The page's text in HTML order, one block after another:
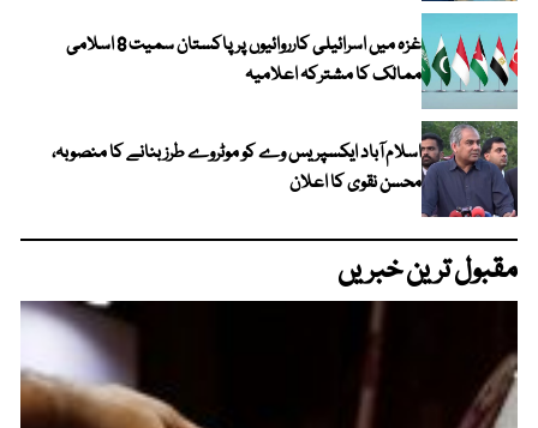
غزہ میں اسرائیلی کارروائیوں پر پاکستان سمیت 8 اسلامی
ممالک کا مشترکہ اعلامیہ
اسلام آباد ایکسپریس وے کو موٹروے طرز بنانے کا منصوبہ،
محسن نقوی کا اعلان
مقبول ترین خبریں